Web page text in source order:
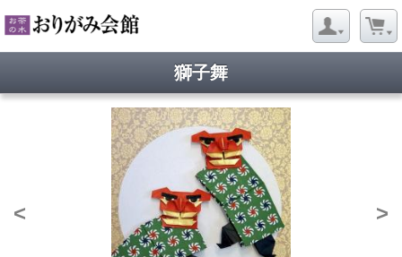
獅子舞
< >